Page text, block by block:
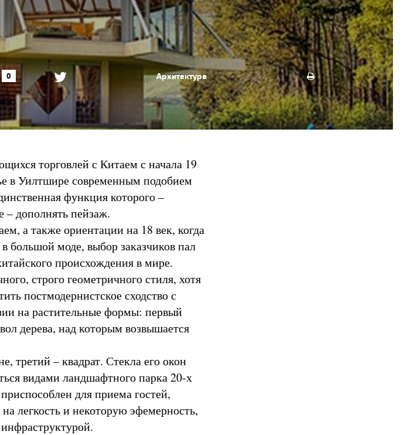
0 Архитектура
торговлей с Китаем с начала 19
в Уилтшире современным подобием
функция которого –
– дополнять пейзаж.
а также ориентации на 18 век, когда
моде, выбор заказчиков пал
происхождения в мире.
строго геометричного стиля, хотя
постмодернистское сходство с
на растительные формы: первый
дерева, над которым возвышается
третий – квадрат. Стекла его окон
видами ландшафтного парка 20-х
для приема гостей,
легкость и некоторую эфемерность,